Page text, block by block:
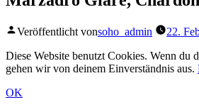
Veröffentlicht vonsoho_admin
22.
Diese Website benutzt Cookies. Wenn du
gehen wir von deinem Einverständnis aus.
OK